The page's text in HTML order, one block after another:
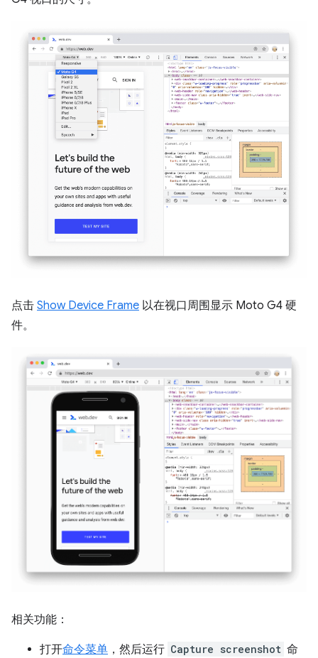
点击 Show Device Frame 以在视口周围显示 Moto G4 硬
件。
相关功能：
打开命令菜单 ，然后运行 Capture screenshot 命